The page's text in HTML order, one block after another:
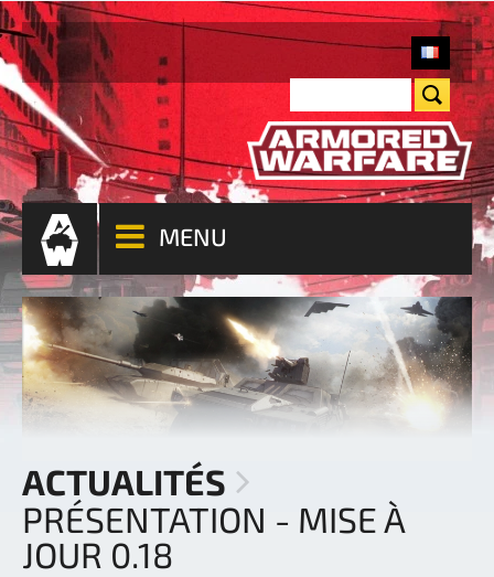
MENU
ACTUALITÉS
PRÉSENTATION - MISE À
JOUR 0.18